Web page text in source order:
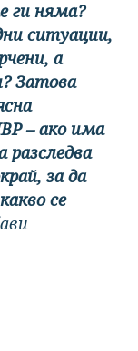
ги няма?
ситуации,
а
Затова
– ако има
разследва
за да
се